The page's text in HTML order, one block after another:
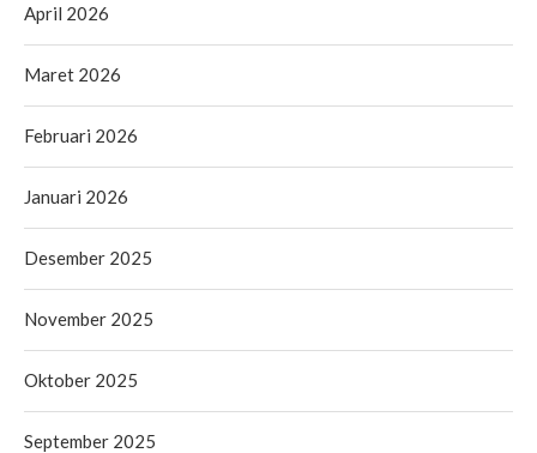
April 2026
Maret 2026
Februari 2026
Januari 2026
Desember 2025
November 2025
Oktober 2025
September 2025